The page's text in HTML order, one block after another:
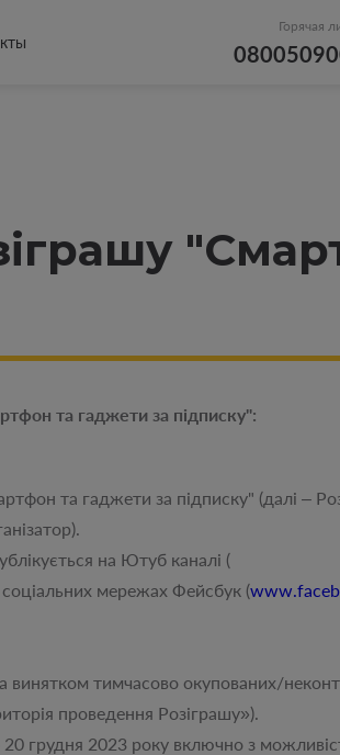
Горячая
та гаджети за підписку":
та гаджети за підписку" (далі –
на Ютуб каналі (
мережах Фейсбук (
тимчасово окупованих/
проведення Розіграшу»).
грудня 2023 року включно з